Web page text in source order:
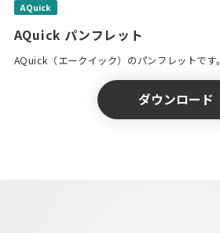
AQuick
AQuick パンフレット
AQuick（エークイック）のパンフレットです。
ダウンロード